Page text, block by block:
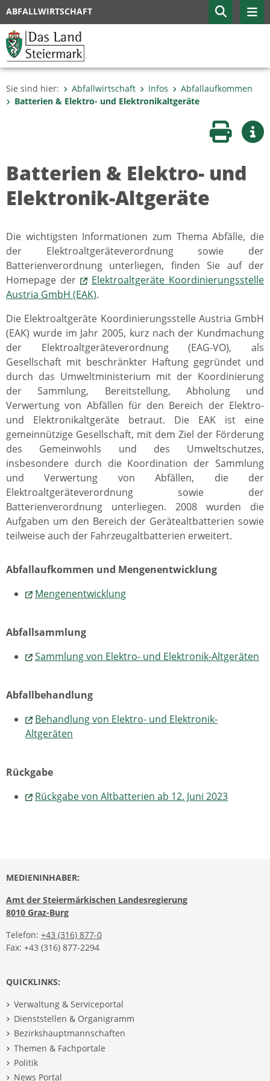
ABFALLWIRTSCHAFT
Sie sind hier: Abfallwirtschaft Infos
Abfallaufkommen
Batterien & Elektro- und Elektronikaltgeräte
Seite
Batterien & Elektro- und
Elektronik-Altgeräte
Die wichtigsten Informationen zum Thema Abfälle, die
der Elektroaltgeräteverordnung sowie der
Batterienverordnung unterliegen, finden Sie auf der
Homepage der
Elektroaltgeräte Koordinierungsstelle
Austria GmbH (EAK).
Die Elektroaltgeräte Koordinierungsstelle Austria GmbH
(EAK) wurde im Jahr 2005, kurz nach der Kundmachung
der Elektroaltgeräteverordnung (EAG-VO), als
Gesellschaft mit beschränkter Haftung gegründet und
durch das Umweltministerium mit der Koordinierung
der Sammlung, Bereitstellung, Abholung und
Verwertung von Abfällen für den Bereich der Elektro-
und Elektronikaltgeräte betraut. Die EAK ist eine
gemeinnützige Gesellschaft, mit dem Ziel der Förderung
des Gemeinwohls und des Umweltschutzes,
insbesondere durch die Koordination der Sammlung
und Verwertung von Abfällen, die der
Elektroaltgeräteverordnung sowie der
Batterienverordnung unterliegen. 2008 wurden die
Aufgaben um den Bereich der Gerätealtbatterien sowie
teilweise auch der Fahrzeugaltbatterien erweitert.
Abfallaufkommen und Mengenentwicklung
Mengenentwicklung
Abfallsammlung
Sammlung von Elektro- und Elektronik-Altgeräten
Abfallbehandlung
Behandlung von Elektro- und Elektronik-
Altgeräten
Rückgabe
Rückgabe von Altbatterien ab 12. Juni 2023
MEDIENINHABER:
Amt der Steiermärkischen Landesregierung
8010 Graz-Burg
Telefon: +43 (316) 877-0
Fax: +43 (316) 877-2294
QUICKLINKS:
Verwaltung & Serviceportal
Dienststellen & Organigramm
Bezirkshauptmannschaften
Themen & Fachportale
Politik
News Portal